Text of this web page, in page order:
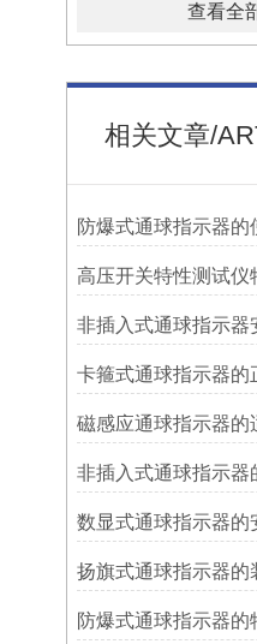
查看全
相关文章/
防爆式通球指示器的
高压开关特性测试仪
磁感应通球指示器的
扬旗式通球指示器的